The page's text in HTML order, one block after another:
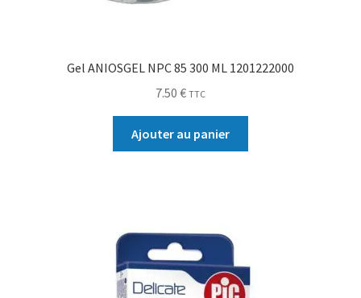
Gel ANIOSGEL NPC 85 300 ML 1201222000
7.50 € TTC
Ajouter au panier